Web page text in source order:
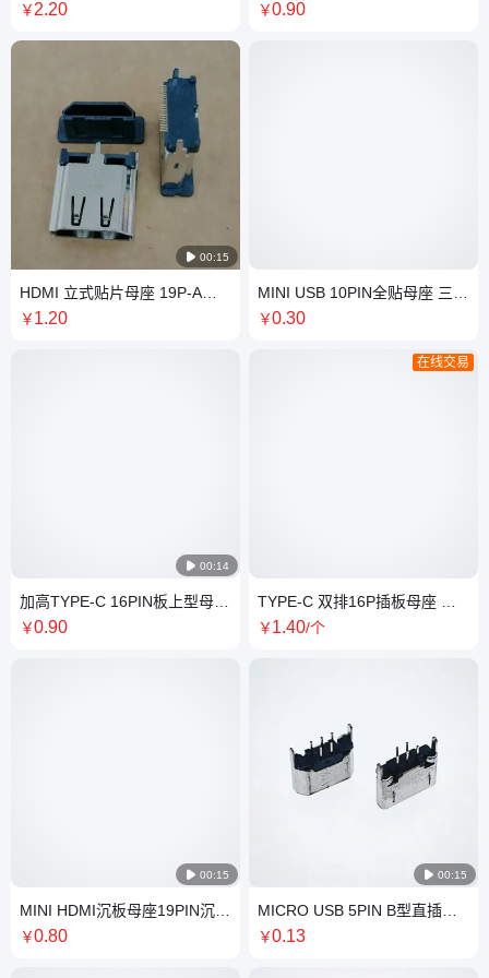
直脚弯脚 直边卷边 L=14.0MM
￥2.20
 00:15
HDMI 立式贴片母座 19P-A型
立贴式hdmi高清接口 180度三
￥1.20
 00:14
加高TYPE-C 16PIN板上型母座
垫高1.0MM 四脚插板SMT 有柱
￥0.90
 00:15
MINI HDMI沉板母座19PIN沉板
1.3MM四脚插板SMT有柱带弹
￥0.80
母座外壳前贴后插端子贴片
￥0.90
MINI USB 10PIN全贴母座 三星
10P全贴母座 ETCUSB插座 全
￥0.30
在线交易
TYPE-C 双排16P插板母座 四
脚插板 全插母座 带接地 弹片
￥1.40/个
 00:15
MICRO USB 5PIN B型直插母
座 180度插板DIP 脚长1.5MM
￥0.13